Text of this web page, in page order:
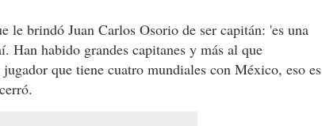
le brindó Juan Carlos Osorio de ser capitán: 'es una
Han habido grandes capitanes y más al que
que tiene cuatro mundiales con México, eso es